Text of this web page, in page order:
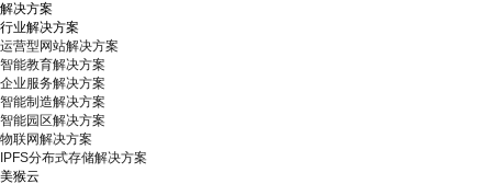
解决方案
行业解决方案
运营型网站解决方案
智能教育解决方案
企业服务解决方案
智能制造解决方案
智能园区解决方案
物联网解决方案
IPFS分布式存储解决方案
美猴云